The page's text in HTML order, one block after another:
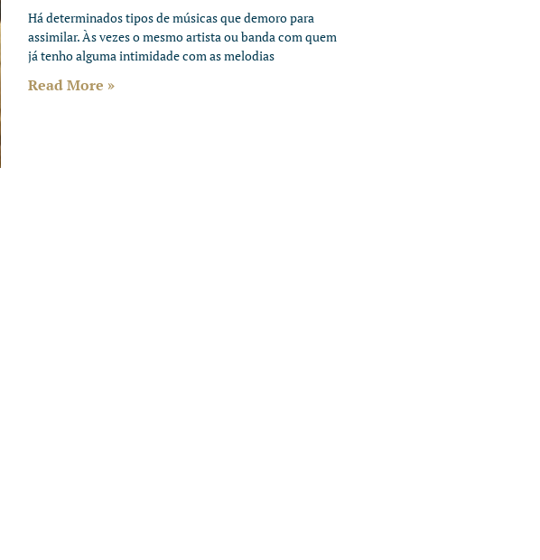
Há determinados tipos de músicas que demoro para
assimilar. Às vezes o mesmo artista ou banda com quem
já tenho alguma intimidade com as melodias
Read More »